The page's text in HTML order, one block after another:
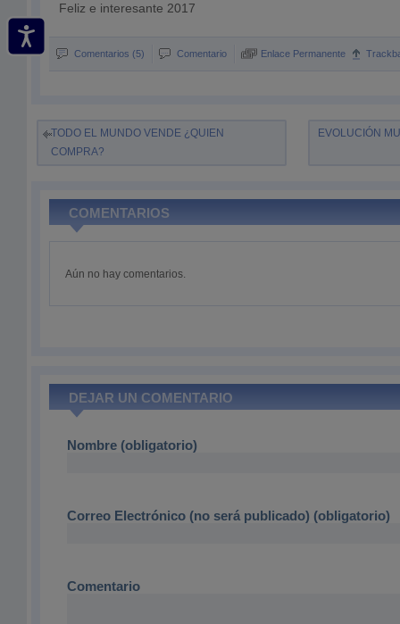
Feliz e interesante 2017
Comentarios (5) Comentario Enlace Permanente
TODO EL MUNDO VENDE ¿QUIEN
COMPRA?
EVOLUCIÓN
COMENTARIOS
Aún no hay comentarios.
DEJAR UN COMENTARIO
Nombre (obligatorio)
Correo Electrónico (no será publicado) (obligatorio)
Comentario